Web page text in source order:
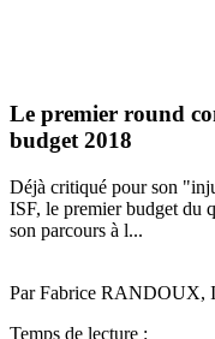
Le premier round
budget 2018
Déjà critiqué pour son
ISF, le premier budget du
son parcours à l...
Par Fabrice RANDOUX,
Temps de lecture :